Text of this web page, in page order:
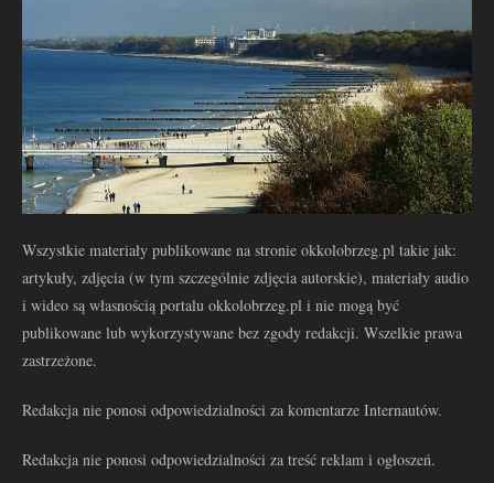
Wszystkie materiały publikowane na stronie okkolobrzeg.pl takie jak:
artykuły, zdjęcia (w tym szczególnie zdjęcia autorskie), materiały audio
i wideo są własnością portalu okkolobrzeg.pl i nie mogą być
publikowane lub wykorzystywane bez zgody redakcji. Wszelkie prawa
zastrzeżone.
Redakcja nie ponosi odpowiedzialności za komentarze Internautów.
Redakcja nie ponosi odpowiedzialności za treść reklam i ogłoszeń.